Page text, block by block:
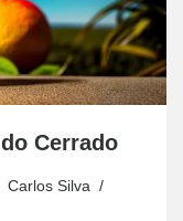
Cerrado
Carlos Silva